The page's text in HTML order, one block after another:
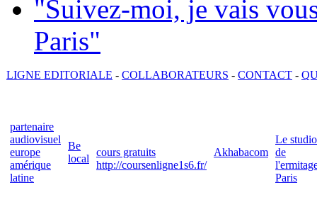
"Suivez-moi, je vais
Paris"
LIGNE EDITORIALE - COLLABORATEURS - CONTACT -
partenaire
audiovisuel
europe
amérique
latine
Be
local
cours gratuits
http://coursenligne1s6.fr/
Akhabacom
Le studio
de
Paris